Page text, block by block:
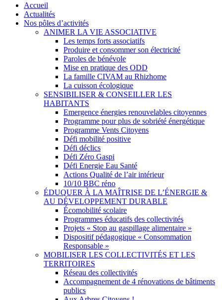
search
Menu
Accueil
Actualités
Nos pôles d’activités
ANIMER LA VIE ASSOCIATIVE
Les temps forts associatifs
Produire et consommer son électricité
Paroles de bénévole
Mise en pratique des ODD
La famille CIVAM au Rhizhome
La cuisson écologique
SENSIBILISER & CONSEILLER LES
HABITANTS
Emergence énergies renouvelables citoyennes
Programme pour plus de sobriété énergétique
Programme Vents Citoyens
Défi mobilité positive
Défi déclics
Défi Zéro Gaspi
Défi Energie Eau Santé
Actions Qualité de l’air intérieur
10/10 BBC réno
ÉDUQUER À LA MAÎTRISE DE L’ÉNERGIE &
AU DÉVELOPPEMENT DURABLE
Écomobilité scolaire
Programmes éducatifs des collectivités
Projets « Stop au gaspillage alimentaire »
Dispositif pédagogique « Consommation
Responsable »
MOBILISER LES COLLECTIVITÉS ET LES
TERRITOIRES
Réseau des collectivités
Accompagnement de 4 rénovations de bâtiments
publics